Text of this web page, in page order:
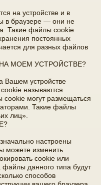
на устройстве и в
в браузере — они не
Такие файлы cookie
постоянных
для разных файлов
МОЕМ УСТРОЙСТВЕ?
Вашем устройстве
называются
могут размещаться
Такие файлы
лиц».
настроены
можете изменить
cookie или
файлы данного типа будут
способов